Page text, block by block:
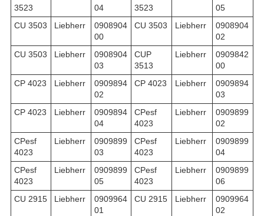
3523
04
3523
05
CU 3503
Liebherr
0908904
00
CU 3503 Liebherr
0908904
02
CU 3503
Liebherr
0908904
03
CUP
3513
Liebherr
0909842
00
CP 4023
Liebherr
0909894
02
CP 4023 Liebherr
0909894
03
CP 4023
Liebherr
0909894
04
CPesf
4023
Liebherr
0909899
02
CPesf
4023
Liebherr
0909899
03
CPesf
4023
Liebherr
0909899
04
CPesf
4023
Liebherr
0909899
05
CPesf
4023
Liebherr
0909899
06
CU 2915
Liebherr
0909964
01
CU 2915 Liebherr
0909964
02